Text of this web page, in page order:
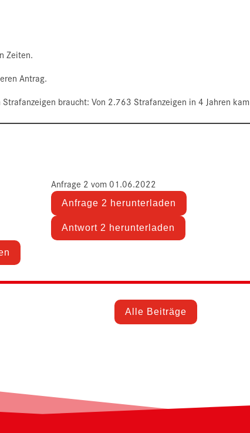
Zeiten.
Antrag.
braucht: Von 2.763 Strafanzeigen in 4 Jahren
Anfrage 2 vom 01.06.2022
Anfrage 2 herunterladen
Antwort 2 herunterladen
Alle Beiträge